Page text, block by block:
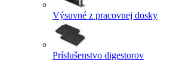
Výsuvné z pracovnej dosky
Príslušenstvo digestorov